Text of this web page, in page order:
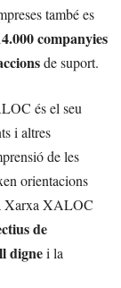
també es
companyies
de suport.
és el seu
i altres
de les
orientacions
Xarxa XALOC
de
dignei la